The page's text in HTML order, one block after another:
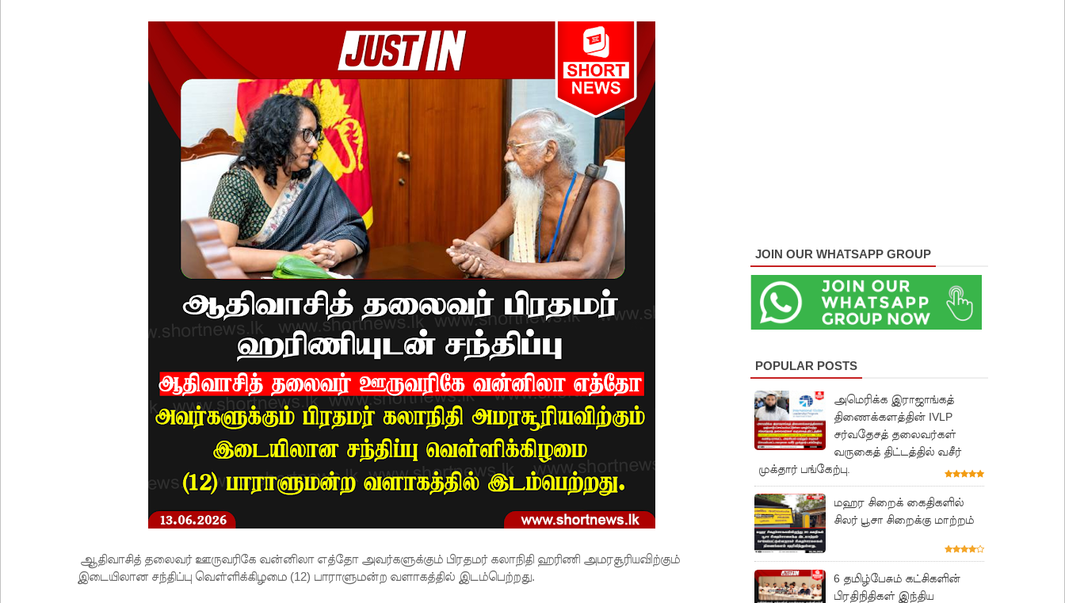
யாழ்.சிறைச்சாலையிலும் விசேட பாதுகாப்பு நடவடிக்கை!
ஆதிவாசித் தலைவர் ஊருவரிகே வன்னிலா எத்தோ அவர்களுக்கும் பிரதமர் கலாநிதி ஹரிணி அமரசூரியவிற்கும்
இடையிலான சந்திப்பு வெள்ளிக்கிழமை (12) பாராளுமன்ற வளாகத்தில் இடம்பெற்றது.
JOIN OUR WHATSAPP GROUP
POPULAR POSTS
அமெரிக்க இராஜாங்கத்
திணைக்களத்தின் IVLP
சர்வதேசத் தலைவர்கள்
வருகைத் திட்டத்தில் வசீர்
முக்தார் பங்கேற்பு.
மஹர சிறைக் கைதிகளில்
சிலர் பூசா சிறைக்கு மாற்றம்
6 தமிழ்பேசும் கட்சிகளின்
பிரதிநிதிகள் இந்திய